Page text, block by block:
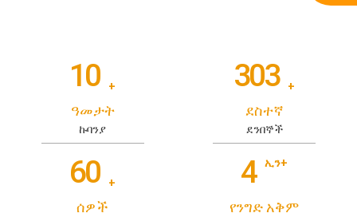
10 +
ዓመታት
ኩባንያ
303 +
ደስተኛ
ደንበኞች
60 +
ሰዎች
4 ኢን+
የንግድ አቅም